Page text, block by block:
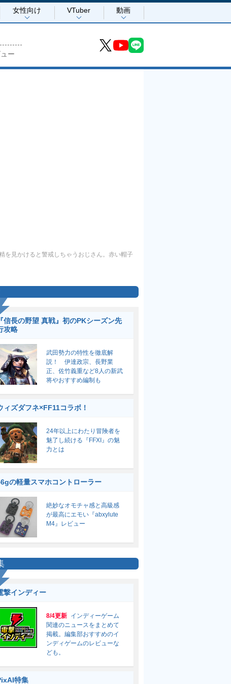
女性向け VTuber 動画
ー
を見かけると警戒しちゃうおじさん。赤い帽子
『信長の野望 真戦』初のPKシーズン先
攻略
武田勢力の特性を徹底解
説！ 伊達政宗、長野業
正、佐竹義重など8人の新武
将やおすすめ編制も
ィズダフネ×FF11コラボ！
24年以上にわたり冒険者を
魅了し続ける『FFXI』の魅
力とは
の軽量スマホコントローラー
絶妙なオモチャ感と高級感
が最高にエモい『abxylute
M4』レビュー
撃インディー
8/4更新 インディーゲーム
関連のニュースをまとめて
掲載。編集部おすすめのイ
ンディゲームのレビューな
ども。
特集